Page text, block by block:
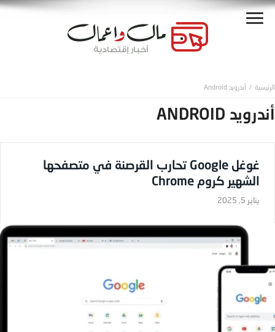
أندرويد Android
أندرويد ANDROID
غوغل Google تحارب القرصنة في متصفحها
الشهير كروم Chrome
يناير 5, 2025